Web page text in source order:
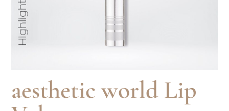
aesthetic world Lip